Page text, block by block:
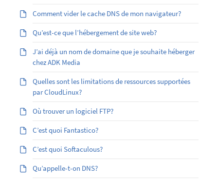
Comment vider le cache DNS de mon navigateur?
Qu’est-ce que l’hébergement de site web?
J’ai déjà un nom de domaine que je souhaite héberger
chez ADK Media
Quelles sont les limitations de ressources supportées
par CloudLinux?
Où trouver un logiciel FTP?
C’est quoi Fantastico?
C’est quoi Softaculous?
Qu’appelle-t-on DNS?